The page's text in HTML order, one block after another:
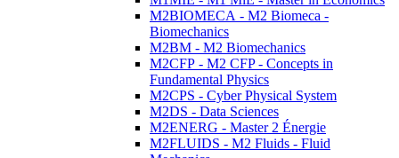
M2BIOMECA - M2 Biomeca -
Biomechanics
M2BM - M2 Biomechanics
M2CFP - M2 CFP - Concepts in
Fundamental Physics
M2CPS - Cyber Physical System
M2DS - Data Sciences
M2ENERG - Master 2 Énergie
M2FLUIDS - M2 Fluids - Fluid